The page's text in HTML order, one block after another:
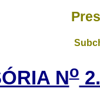
No